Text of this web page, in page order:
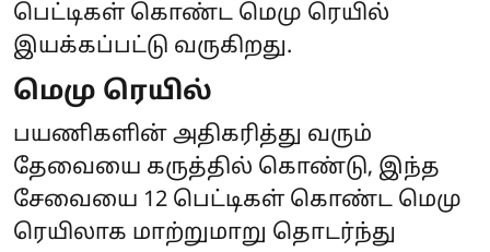
பெட்டிகள் கொண்ட மெமு ரெயில்
இயக்கப்பட்டு வருகிறது.
மெமு ரெயில்
பயணிகளின் அதிகரித்து வரும்
தேவையை கருத்தில் கொண்டு, இந்த
சேவையை 12 பெட்டிகள் கொண்ட மெமு
ரெயிலாக மாற்றுமாறு தொடர்ந்து